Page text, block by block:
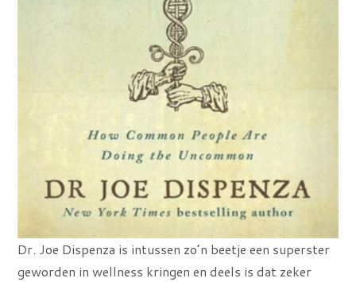
Dr. Joe Dispenza is intussen zo’n beetje een superster
geworden in wellness kringen en deels is dat zeker